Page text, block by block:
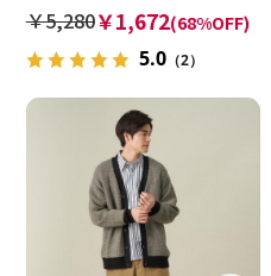
長袖 ラベンダー レディース
￥5,280￥1,672(68%OFF)
5.0（2）